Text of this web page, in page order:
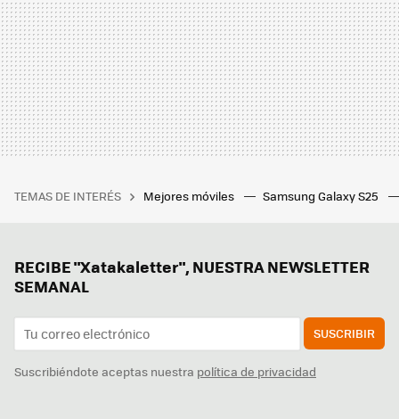
TEMAS DE INTERÉS Mejores móviles Samsung Galaxy S25
RECIBE "Xatakaletter", NUESTRA NEWSLETTER
SEMANAL
SUSCRIBIR
Suscribiéndote aceptas nuestra política de privacidad